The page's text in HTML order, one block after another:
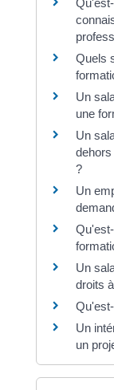
Quels
Un
une
Un
?
Un
Un
droits
Un
un